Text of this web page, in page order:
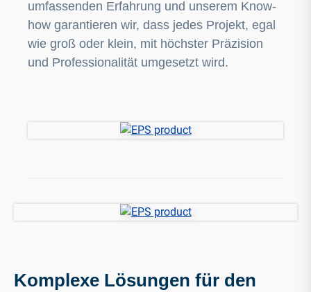
umfassenden Erfahrung und unserem Know-
how garantieren wir, dass jedes Projekt, egal
wie groß oder klein, mit höchster Präzision
und Professionalität umgesetzt wird.
Komplexe Lösungen für den